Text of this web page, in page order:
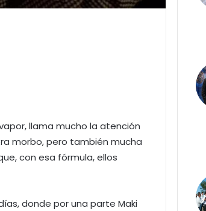
llama mucho la atención
morbo, pero también mucha
con esa fórmula, ellos
donde por una parte Maki